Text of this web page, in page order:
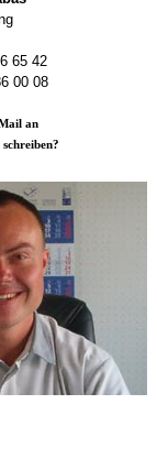
65 42
00 08
an